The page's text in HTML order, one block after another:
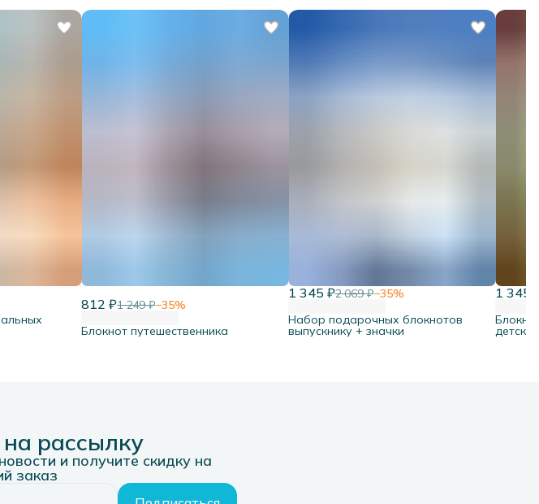
812 ₽1 249 ₽−35%
Блокнот путешественника
1 345 ₽2 069 ₽−35%
Набор подарочных блокнотов
выпускнику + значки
1 345
рассылку
и получите скидку на
заказ